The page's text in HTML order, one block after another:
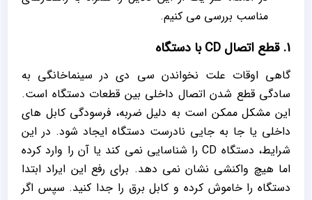
مناسب بررسی می ‌کنیم.
1. قطع اتصال CD با دستگاه
گاهی اوقات علت نخواندن سی دی در سینماخانگی به
‌سادگی قطع شدن اتصال داخلی بین قطعات دستگاه است.
این مشکل ممکن است به دلیل ضربه، فرسودگی کابل‌ های
داخلی یا جا به ‌جایی نادرست دستگاه ایجاد شود. در این
شرایط، دستگاه CD را شناسایی نمی ‌کند یا آن را وارد کرده
اما هیچ واکنشی نشان نمی ‌دهد. برای رفع این ایراد ابتدا
دستگاه را خاموش کرده و کابل برق را جدا کنید. سپس اگر